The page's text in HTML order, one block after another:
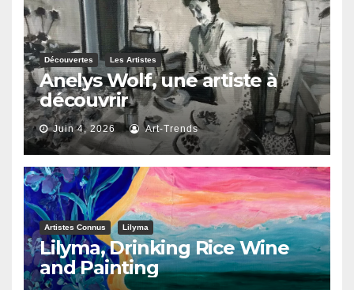
Découvertes Les Artistes
Anelys Wolf, une artiste à
découvrir
Juin 4, 2026 Art-Trends
Artistes Connus Lilyma
Lilyma, Drinking Rice Wine
and Painting